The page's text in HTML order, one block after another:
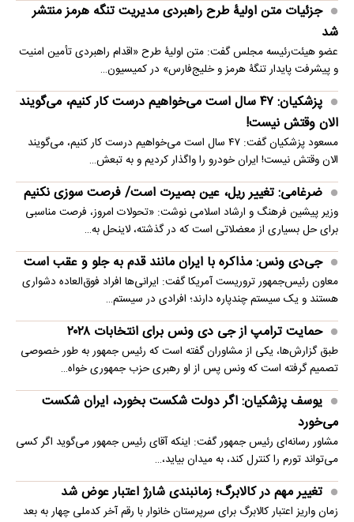
جزئیات متن اولیۀ طرح راهبردی مدیریت تنگه هرمز منتشر
شد
عضو هیئت‌رئیسه مجلس گفت: متن اولیۀ طرح «اقدام راهبردی تأمین امنیت
و پیشرفت پایدار تنگۀ هرمز و خلیج‌فارس» در کمیسیون…
پزشکیان: ۴۷ سال است می‌خواهیم درست کار کنیم، می‌گویند
الان وقتش نیست!
مسعود پزشکیان گفت: ۴۷ سال است می‌خواهیم درست کار کنیم، می‌گویند
الان وقتش نیست! ایران خودرو را واگذار کردیم و به تبعش…
ضرغامی: تغییر ریل، عین بصیرت است/ فرصت سوزی نکنیم
وزیر پیشین فرهنگ و ارشاد اسلامی نوشت: «تحولات امروز، فرصت مناسبی
برای حل بسیاری از معضلاتی‌ است که در گذشته، لاینحل به…
جی‌دی ونس: مذاکره با ایران مانند قدم به جلو و عقب است
معاون رئیس‌جمهور تروریست آمریکا گفت: ایرانی‌ها افراد فوق‌العاده دشواری
هستند و یک سیستم چندپاره دارند؛ افرادی در سیستم…
حمایت ترامپ از جی دی ونس برای انتخابات ۲۰۲۸
طبق گزارش‌ها، یکی از مشاوران گفته است که رئیس جمهور به طور خصوصی
تصمیم گرفته است که ونس پس از او رهبری حزب جمهوری خواه…
یوسف پزشکیان: اگر دولت شکست بخورد، ایران شکست
می‌خورد
مشاور رسانه‌ای رئیس جمهور گفت: اینکه آقای رئیس جمهور می‌گوید اگر کسی
می‌تواند تورم را کنترل کند، به میدان بیاید،…
تغییر مهم در کالابرگ؛ زمانبندی‌ شارژ اعتبار عوض شد
زمان واریز اعتبار کالابرگ برای سرپرستان خانوار با رقم آخر کدملی چهار به بعد